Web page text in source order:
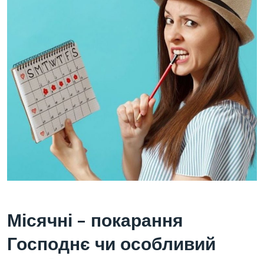
Місячні – покарання
Господнє чи особливий